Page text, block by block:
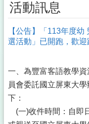
活動訊息
【公告】「113年度
選活動」已開跑，歡迎
一、為豐富客語教學
員會委託國立屏東大
下：
(一)收件時間：自即